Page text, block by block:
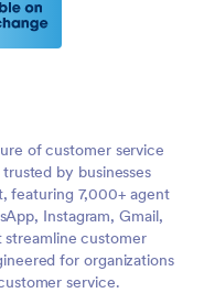
of customer service
by businesses
featuring 7,000+ agent
Instagram, Gmail,
streamline customer
for organizations
service.